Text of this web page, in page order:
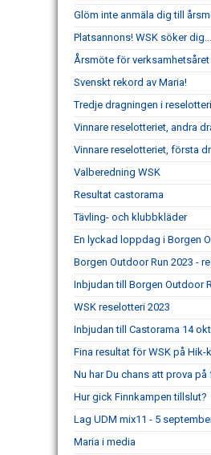
Glöm inte anmäla dig till
Platsannons! WSK söker dig...
Årsmöte för verksamhetsåret
Svenskt rekord av Maria!
Tredje dragningen i
Vinnare reselotteriet, andra
Vinnare reselotteriet, första
Valberedning WSK
Resultat castorama
Tävling- och klubbkläder
En lyckad loppdag i Borgen
Borgen Outdoor Run 2023 -
Inbjudan till Borgen Outdoor
WSK reselotteri 2023
Inbjudan till Castorama 14
Fina resultat för WSK på
Nu har Du chans att prova
Hur gick Finnkampen tillslut?
Lag UDM mix11 - 5
Maria i media